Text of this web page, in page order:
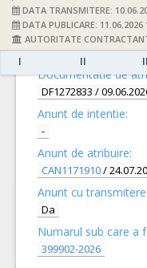
DATA TRANSMITERE:
DATA PUBLICARE: 11.06.2026
AUTORITATE
I II
DETALII
Documentatie de
DF1272833 /
Anunt de intentie:
-
Anunt de atribuire:
CAN1171910/
Anunt cu transmitere
Da
Numarul sub care a
399902-2026